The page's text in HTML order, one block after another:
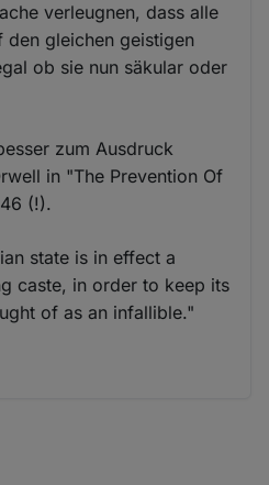
verleugnen, dass alle
den gleichen geistigen
ob sie nun säkular oder
zum Ausdruck
in "The Prevention Of
(!).
state is in effect a
caste, in order to keep its
of as an infallible."